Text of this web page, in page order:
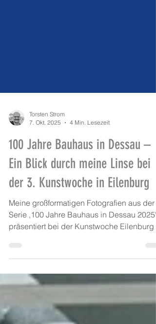
7. Okt. 2025
4 Min. Lesezeit
100 Jahre Bauhaus in Dessau –
Ein Blick durch meine Linse bei
der 3. Kunstwoche in Eilenburg
Meine großformatigen Fotografien aus der
der Kirche St. Nikolai.